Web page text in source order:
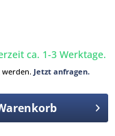
ca. 1-3 Werktage.
Jetzt anfragen.